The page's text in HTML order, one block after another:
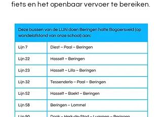
fiets en het openbaar vervoer te bereiken.